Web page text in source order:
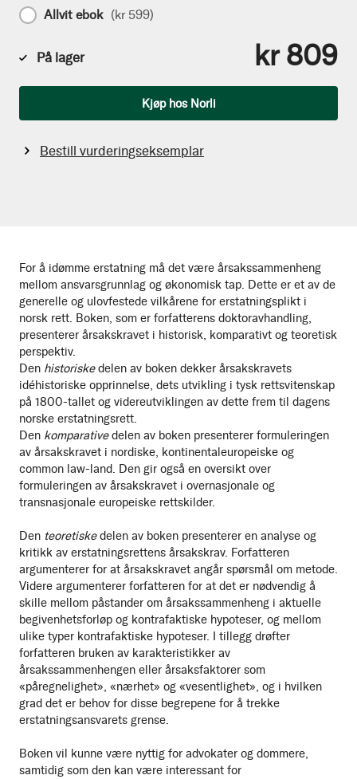
For å idømme erstatning må det være årsakssammenheng
mellom ansvarsgrunnlag og økonomisk tap. Dette er et av de
generelle og ulovfestede vilkårene for erstatningsplikt i
norsk rett. Boken, som er forfatterens doktoravhandling,
presenterer årsakskravet i historisk, komparativt og teoretisk
perspektiv.
Den historiskedelen av boken dekker årsakskravets
idéhistoriske opprinnelse, dets utvikling i tysk rettsvitenskap
på 1800-tallet og videreutviklingen av dette frem til dagens
norske erstatningsrett.
Den komparativedelen av boken presenterer formuleringen
av årsakskravet i nordiske, kontinentaleuropeiske og
common law-land. Den gir også en oversikt over
formuleringen av årsakskravet i overnasjonale og
transnasjonale europeiske rettskilder.
Den teoretiskedelen av boken presenterer en analyse og
kritikk av erstatningsrettens årsakskrav. Forfatteren
argumenterer for at årsakskravet angår spørsmål om metode.
Videre argumenterer forfatteren for at det er nødvendig å
skille mellom påstander om årsakssammenheng i aktuelle
begivenhetsforløp og kontrafaktiske hypoteser, og mellom
ulike typer kontrafaktiske hypoteser. I tillegg drøfter
forfatteren bruken av karakteristikker av
årsakssammenhengen eller årsaksfaktorer som
«påregnelighet», «nærhet» og «vesentlighet», og i hvilken
grad det er behov for disse begrepene for å trekke
erstatningsansvarets grense.
Boken vil kunne være nyttig for advokater og dommere,
samtidig som den kan være interessant for
Allvit ebok (kr 599)
På lager kr 809
Kjøp hos Norli
Bestill vurderingseksemplar